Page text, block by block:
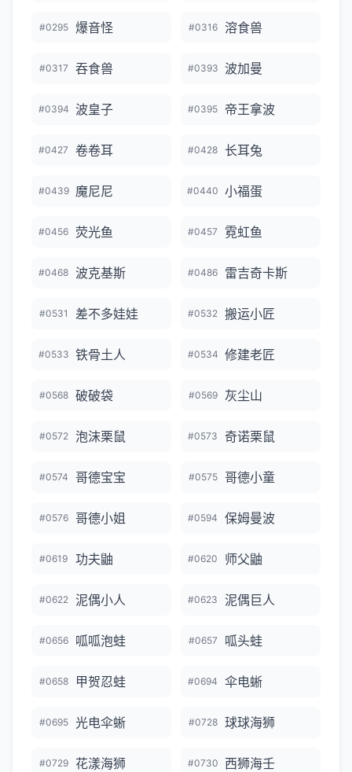
#0295 爆音怪 #0316 溶食兽
#0317 吞食兽 #0393 波加曼
#0394 波皇子 #0395 帝王拿波
#0427 卷卷耳 #0428 长耳兔
#0439 魔尼尼 #0440 小福蛋
#0456 荧光鱼 #0457 霓虹鱼
#0468 波克基斯 #0486 雷吉奇卡斯
#0531 差不多娃娃 #0532 搬运小匠
#0533 铁骨土人 #0534 修建老匠
#0568 破破袋 #0569 灰尘山
#0572 泡沫栗鼠 #0573 奇诺栗鼠
#0574 哥德宝宝 #0575 哥德小童
#0576 哥德小姐 #0594 保姆曼波
#0619 功夫鼬 #0620 师父鼬
#0622 泥偶小人 #0623 泥偶巨人
#0656 呱呱泡蛙 #0657 呱头蛙
#0658 甲贺忍蛙 #0694 伞电蜥
#0695 光电伞蜥 #0728 球球海狮
#0729 花漾海狮 #0730 西狮海壬